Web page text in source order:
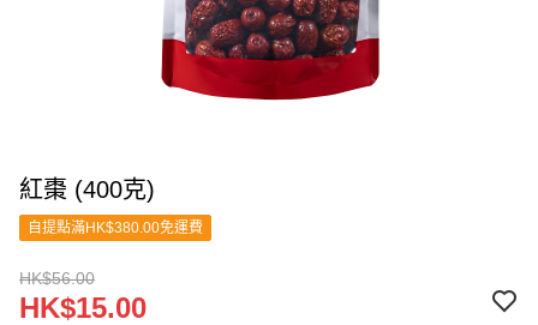
紅棗 (400克)
自提點滿HK$380.00免運費
HK$56.00
HK$15.00